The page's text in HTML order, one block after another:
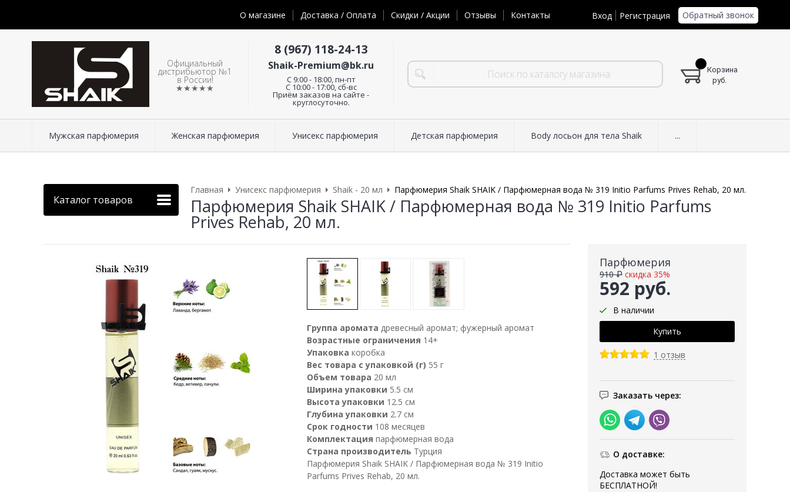
О магазине Доставка / Оплата Скидки / Акции Отзывы Контакты Вход Регистрация Обратный звонок
Официальный
дистрибьютор №1
в России!
★★★★★
8 (967) 118-24-13
Shaik-Premium@bk.ru
C 9:00 - 18:00, пн-пт
С 10:00 - 17:00, сб-вс
Приём заказов на сайте -
круглосуточно.
Корзина
руб.
Мужская парфюмерия Женская парфюмерия Унисекс парфюмерия Детская парфюмерия Body лосьон для тела Shaik ...
Каталог товаров
Главная Унисекс парфюмерия Shaik - 20 мл Парфюмерия Shaik SHAIK / Парфюмерная вода № 319 Initio Parfums Prives Rehab, 20 мл.
Парфюмерия Shaik SHAIK / Парфюмерная вода № 319 Initio Parfums
Prives Rehab, 20 мл.
Парфюмерия
592 руб.
910 ₽ скидка 35%
В наличии
1 отзыв
Заказать через:
О доставке:
Доставка может быть
БЕСПЛАТНОЙ!
Группа аромата древесный аромат; фужерный аромат
Возрастные ограничения 14+
Упаковка коробка
Вес товара с упаковкой (г) 55 г
Объем товара 20 мл
Ширина упаковки 5.5 см
Высота упаковки 12.5 см
Глубина упаковки 2.7 см
Срок годности 108 месяцев
Комплектация парфюмерная вода
Страна производитель Турция
Парфюмерия Shaik SHAIK / Парфюмерная вода № 319 Initio
Parfums Prives Rehab, 20 мл.